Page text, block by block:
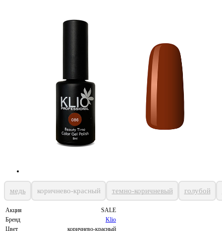
медь коричнево-красный темно-коричневый голубой
Акция
SALE
Бренд
Klio
Цвет
коричнево-красный